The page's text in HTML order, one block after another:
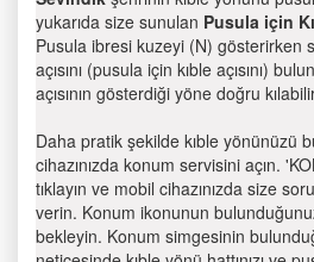
yukarıda size sunulan Pusula için
Pusula ibresi kuzeyi (N) gösterirken
açısını (pusula için kıble açısını)
açısının gösterdiği yöne doğru
Daha pratik şekilde kıble yönünüzü
cihazınızda konum servisini açın.
tıklayın ve mobil cihazınızda size
verin. Konum ikonunun
bekleyin. Konum simgesinin